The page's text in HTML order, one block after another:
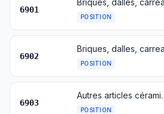
6901
POSITION
6902
POSITION
6903
Autres articles céramiques réfractaires (cornues, creusets, moufles,
POSITION